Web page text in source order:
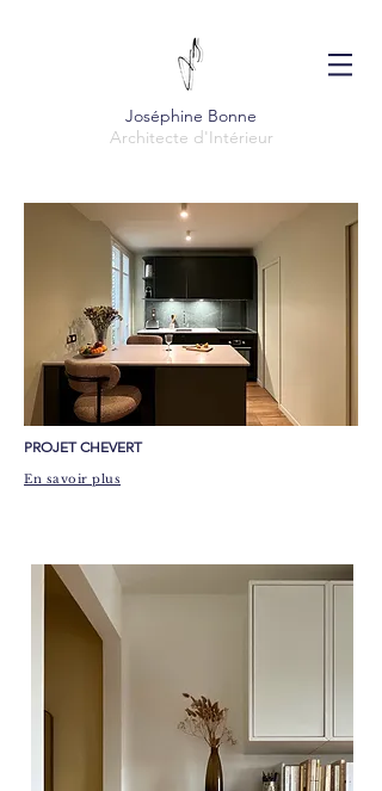
Joséphine Bonne
Architecte d'Intérieur
​PROJET CHEVERT
En savoir plus